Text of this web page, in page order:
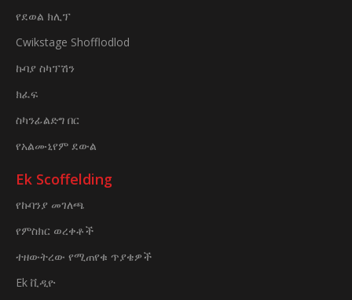
የደወል ክሊፕ
Cwikstage Shofflodlod
ኩባያ ስካፕሽን
ክፈፍ
ስካንፊልድግ በር
የአልሙኒየም ደውል
Ek Scoffelding
የኩባንያ መገለጫ
የምስክር ወረቀቶች
ተዘውትረው የሚጠየቁ ጥያቄዎች
Ek ቪዲዮ